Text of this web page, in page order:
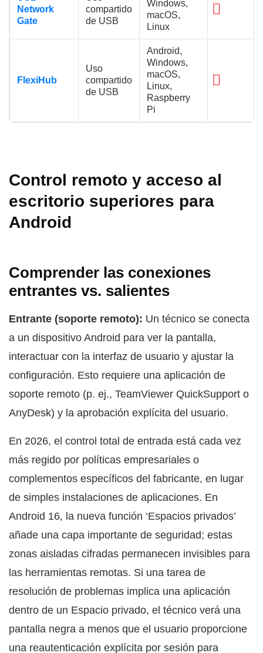
Network
Gate
compartido
de USB
Windows,
macOS,
Linux
FlexiHub
Uso
compartido
de USB
Android,
Windows,
macOS,
Linux,
Raspberry
Pi
Control remoto y acceso al
escritorio superiores para
Android
Comprender las conexiones
entrantes vs. salientes
Entrante (soporte remoto): Un técnico se conecta
a un dispositivo Android para ver la pantalla,
interactuar con la interfaz de usuario y ajustar la
configuración. Esto requiere una aplicación de
soporte remoto (p. ej., TeamViewer QuickSupport o
AnyDesk) y la aprobación explícita del usuario.
En 2026, el control total de entrada está cada vez
más regido por políticas empresariales o
complementos específicos del fabricante, en lugar
de simples instalaciones de aplicaciones. En
Android 16, la nueva función ‘Espacios privados’
añade una capa importante de seguridad; estas
zonas aisladas cifradas permanecen invisibles para
las herramientas remotas. Si una tarea de
resolución de problemas implica una aplicación
dentro de un Espacio privado, el técnico verá una
pantalla negra a menos que el usuario proporcione
una reautenticación explícita por sesión para